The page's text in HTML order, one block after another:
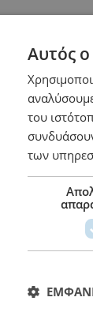
-
Αυτός
του
των